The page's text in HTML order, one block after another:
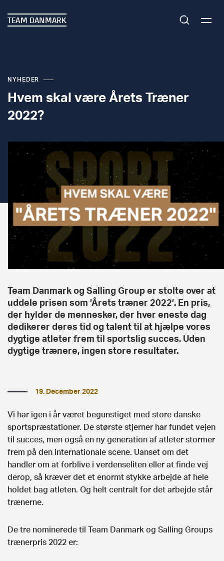
TEAM DANMARK
NYHEDER
Hvem skal være Årets Træner
2022?
Team Danmark og Salling Group er stolte over at
uddele prisen som ’Årets træner 2022’. En pris,
der hylder de mennesker, der hver eneste dag
dedikerer deres tid og talent til at hjælpe vores
dygtige atleter frem til sportslig succes. Uden
dygtige trænere, ingen store resultater.
19. December 2022
Vi har igen i år været begunstiget med store danske
sportspræstationer. De største stjerner har fundet vejen
til succes, men også en ny generation af atleter stormer
frem på den internationale scene. Uanset om det
handler om at forblive i verdenseliten eller at finde vej
derop, så kræver det et enormt stykke arbejde af hele
holdet bag atleten. Og helt centralt for det arbejde står
trænerne.
De tre nominerede til Team Danmark og Salling Groups
trænerpris 2022 er: